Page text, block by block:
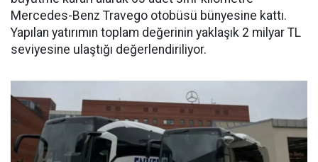
Mercedes-Benz Travego otobüsü bünyesine kattı.
Yapılan yatırımın toplam değerinin yaklaşık 2 milyar TL
seviyesine ulaştığı değerlendiriliyor.